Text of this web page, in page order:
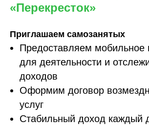
«Перекресток»
Приглашаем самозанятых
Предоставляем мобильное
для деятельности и
доходов
Оформим договор
услуг
Стабильный доход каждый